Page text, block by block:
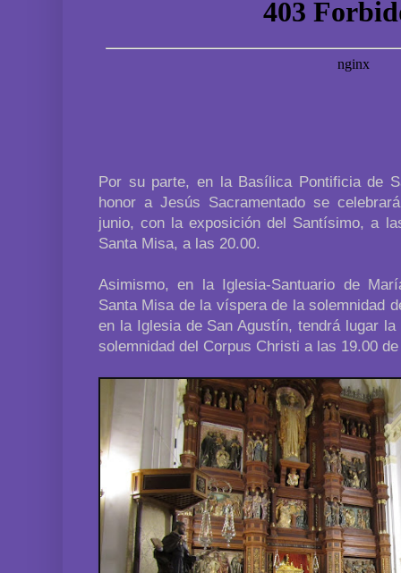
Por su parte, en la Basílica Pontificia de
honor a Jesús Sacramentado se
junio, con la exposición del Santísimo, a
Santa Misa, a las 20.00.
Asimismo, en la Iglesia-Santuario de
Santa Misa de la víspera de la solemnidad
en la Iglesia de San Agustín, tendrá lugar
solemnidad del Corpus Christi a las 19.00